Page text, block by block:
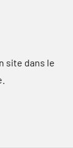
site dans le